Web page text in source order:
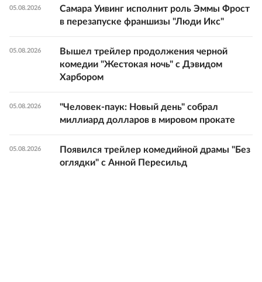
05.08.2026
Самара Уивинг исполнит роль Эммы Фрост
в перезапуске франшизы "Люди Икс"
05.08.2026
Вышел трейлер продолжения черной
комедии "Жестокая ночь" с Дэвидом
Харбором
05.08.2026
"Человек-паук: Новый день" собрал
миллиард долларов в мировом прокате
05.08.2026
Появился трейлер комедийной драмы "Без
оглядки" с Анной Пересильд